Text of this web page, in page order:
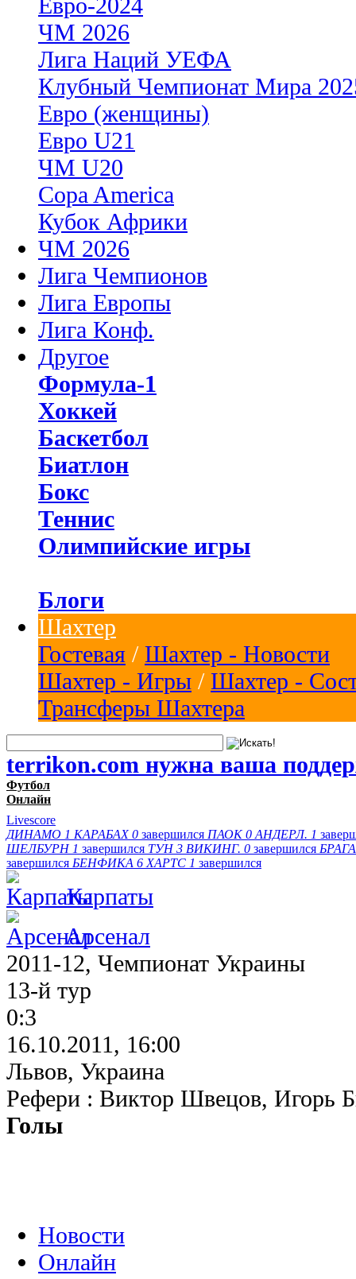
ЧМ 2026
Лига Наций УЕФА
Клубный Чемпионат Мира
Евро (женщины)
Евро U21
ЧМ U20
Copa America
Кубок Африки
ЧМ 2026
Лига Чемпионов
Лига Европы
Лига Конф.
Другое
Формула-1
Хоккей
Баскетбол
Биатлон
Бокс
Теннис
Олимпийские игры
Блоги
Шахтер
Гостевая / Шахтер - Новости
Шахтер - Игры / Шахтер -
Трансферы Шахтера
terrikon.com нужна ваша
Футбол
Онлайн
Livescore
ДИНАМО 1 КАРАБАХ 0 завершился ПАОК 0 АНДЕРЛ. 1
ШЕЛБУРН 1 завершился ТУН 3 ВИКИНГ. 0 завершился БРАГА
завершился БЕНФИКА 6 ХАРТС 1 завершился
Карпаты
Арсенал
2011-12, Чемпионат Украины
13-й тур
0:3
16.10.2011, 16:00
Львов, Украина
Рефери : Виктор Швецов, Игорь
Голы
Новости
Онлайн